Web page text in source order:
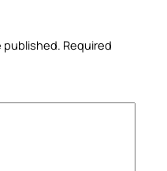
published. Required